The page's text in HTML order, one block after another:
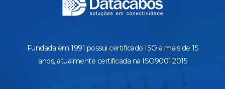
Fundada em 1991 possui certificado ISO a mais de 15
anos, atualmente certificada na ISO9001:2015